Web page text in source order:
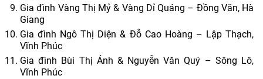
Gia đình Vàng Thị Mỷ & Vàng Dỉ Quáng – Đồng Văn, Hà
Giang
Gia đình Ngô Thị Diện & Đỗ Cao Hoàng – Lập Thạch,
Vĩnh Phúc
Gia đình Bùi Thị Ánh & Nguyễn Văn Quý – Sông Lô,
Vĩnh Phúc